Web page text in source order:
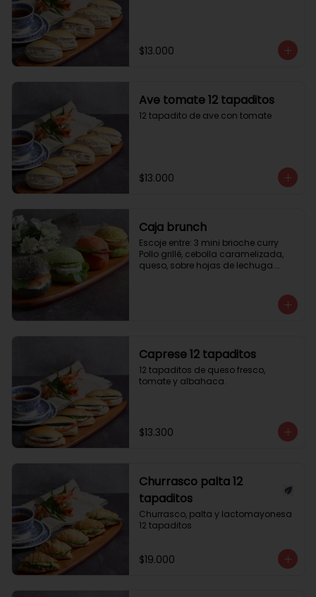
$13.000
Ave tomate 12 tapaditos
12 tapadito de ave con tomate
$13.000
Caja brunch
Escoje entre: 3 mini brioche curry
Pollo grillé, cebolla caramelizada,
queso, sobre hojas de lechuga.
hojas de rúcula
Caprese 12 tapaditos
12 tapaditos de queso fresco,
tomate y albahaca.
$13.300
Churrasco palta 12
tapaditos
Churrasco, palta y lactomayonesa
12 tapaditos
$19.000